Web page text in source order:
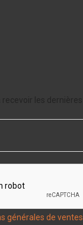
générales de ventes